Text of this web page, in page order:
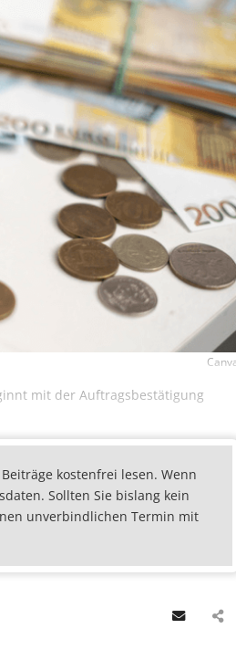
mit der Auftragsbestätigung
kostenfrei lesen. Wenn
Sollten Sie bislang kein
unverbindlichen Termin mit
Email